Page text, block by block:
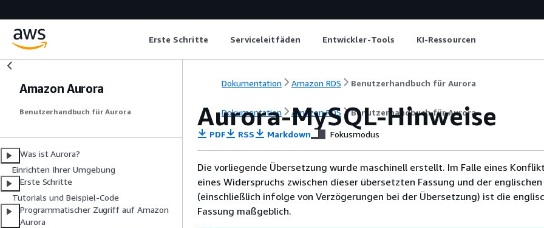
Erste Schritte Serviceleitfäden Entwickler-Tools KI-Ressourcen
Amazon Aurora
Benutzerhandbuch für Aurora
Was ist Aurora?
Einrichten Ihrer Umgebung
Erste Schritte
Tutorials und Beispiel-Code
Programmatischer Zugriff auf Amazon
Aurora
Dokumentation Amazon RDS Benutzerhandbuch für Aurora
Dokumentation Amazon RDS Benutzerhandbuch für Aurora
Aurora-MySQL-Hinweise
PDF RSS Markdown Fokusmodus
Die vorliegende Übersetzung wurde maschinell erstellt. Im Falle eines
eines Widerspruchs zwischen dieser übersetzten Fassung und der englischen
(einschließlich infolge von Verzögerungen bei der Übersetzung) ist die
Fassung maßgeblich.